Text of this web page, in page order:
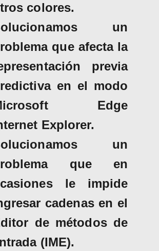
colores.
un
que afecta la
previa
en el modo
Edge
Explorer.
un
que en
le impide
cadenas en el
de métodos de
(IME).